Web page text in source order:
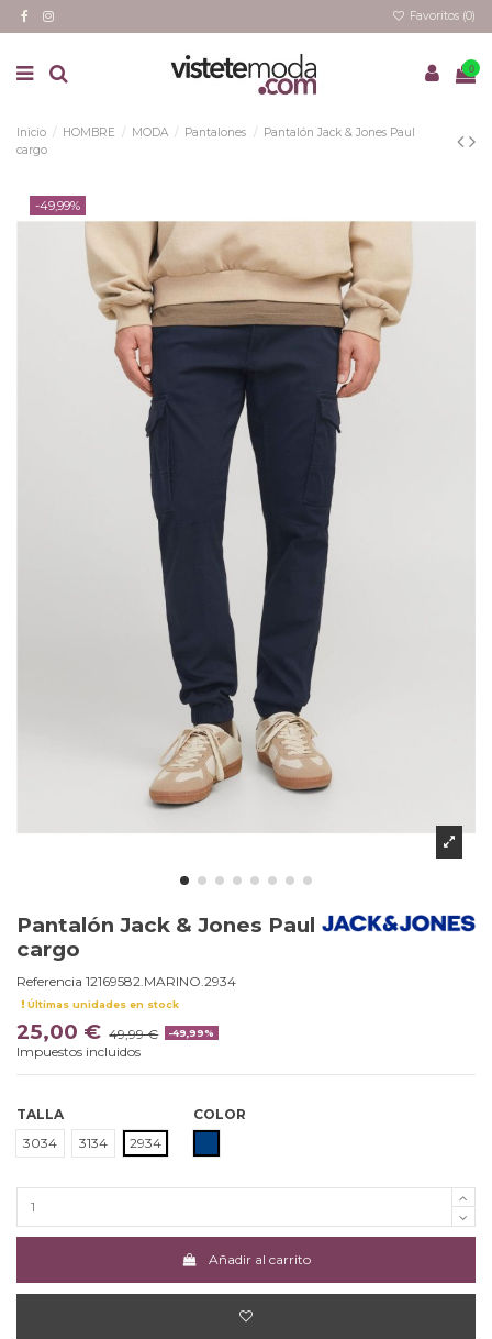
Favoritos (0)
0
Inicio HOMBRE MODA Pantalones
Pantalón Jack & Jones Paul
cargo
-49,99%
Pantalón Jack & Jones Paul
cargo
Referencia 12169582.MARINO.2934
Últimas unidades en stock
25,00 € 49,99 € -49,99%
Impuestos incluidos
TALLA
3034
3134 2934
COLOR
Añadir al carrito